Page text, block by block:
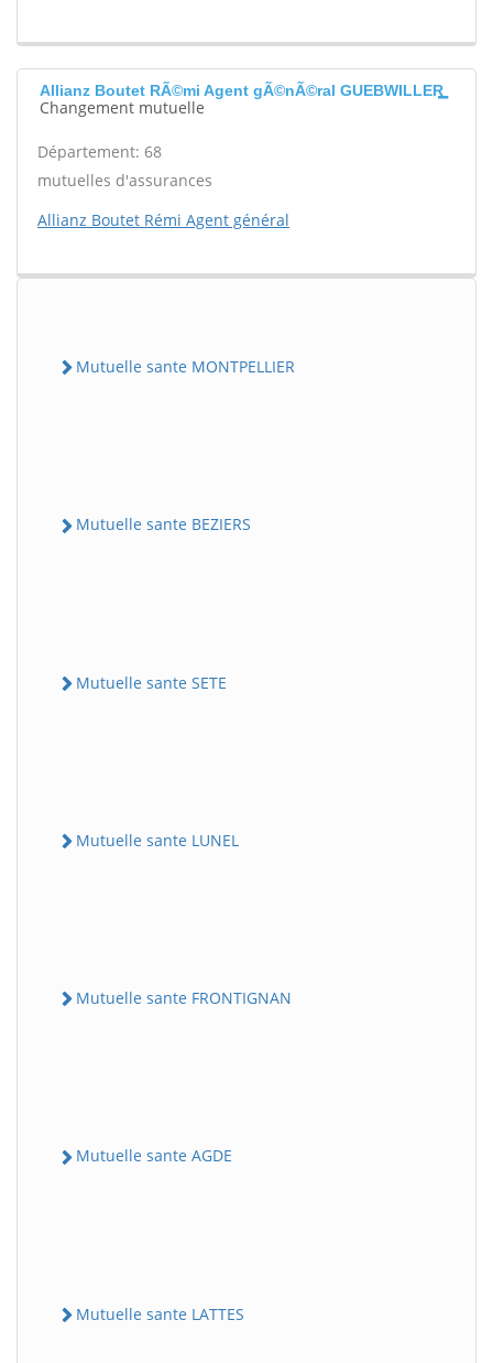
Allianz Boutet RÃ©mi Agent gÃ©nÃ©ral GUEBWILLER
Changement mutuelle
Département: 68
mutuelles d'assurances
Allianz Boutet Rémi Agent général
Mutuelle sante MONTPELLIER
Mutuelle sante BEZIERS
Mutuelle sante SETE
Mutuelle sante LUNEL
Mutuelle sante FRONTIGNAN
Mutuelle sante AGDE
Mutuelle sante LATTES